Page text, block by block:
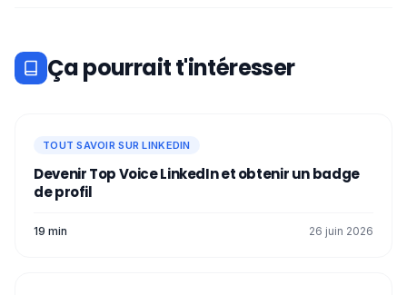
LinkedIn! 🥰
Ça pourrait t'intéresser
TOUT SAVOIR SUR LINKEDIN
Devenir Top Voice LinkedIn et obtenir un badge
de profil
19 min 26 juin 2026